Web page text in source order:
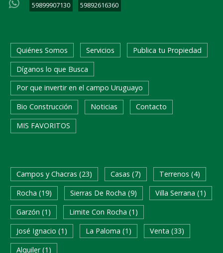
59899907130
59892616360
Quiénes Somos Servicios
Publica tu Propiedad
Díganos lo que Busca
Por que invertir en el campo Uruguayo
Bio Construcción
Noticias
Contacto
MIS FAVORITOS
Campos y Chacras (23) Casas (7)
Terrenos (4)
Rocha (19)
Sierras De Rocha (9)
Villa Serrana (1)
Garzón (1)
Limite Con Rocha (1)
José Ignacio (1)
La Paloma (1)
Venta (33)
Alquiler (1)